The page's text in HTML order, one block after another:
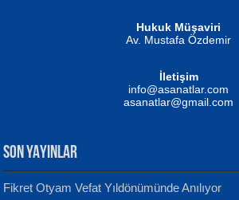
Hukuk Müşaviri
Av. Mustafa Özdemir
İletişim
info@asanatlar.com
asanatlar@gmail.com
SON YAYINLAR
Fikret Otyam Vefat Yıldönümünde Anılıyor